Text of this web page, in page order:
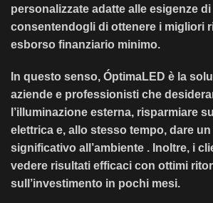
personalizzate adatte alle esigenze
consentendogli di ottenere i migliori
esborso finanziario minimo.
In questo senso, ÓptimaLED è la
aziende e professionisti che
l’illuminazione esterna, risparmiare
elettrica e, allo stesso tempo, dare
significativo all’ambiente . Inoltre, i
vedere risultati efficaci con ottimi
sull’investimento in pochi mesi.